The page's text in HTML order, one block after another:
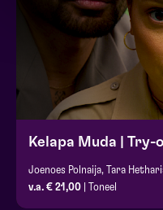
Kelapa Muda | Try-
v.a. € 21,00 | Toneel